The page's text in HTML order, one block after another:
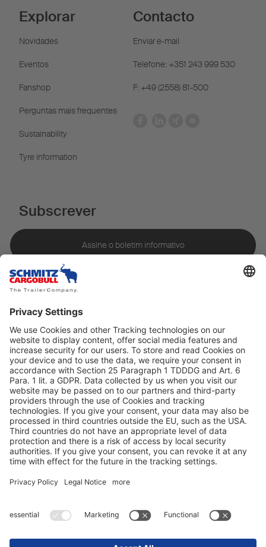
Explorar
Novidades
Eventos
Fanshop
Perguntas mais frequentes
Sustainability
Tyre information
Contacto
Enviar e-mail
Telefone: +351 243 999 530
F: +49 (2558) 81-500
Subscrever